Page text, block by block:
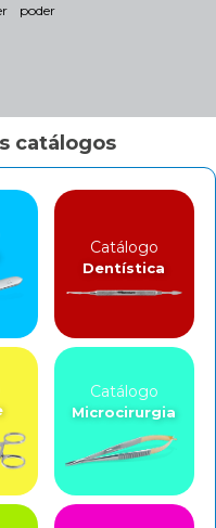
poder
catálogos
Catálogo
Dentística
Catálogo
Microcirurgia